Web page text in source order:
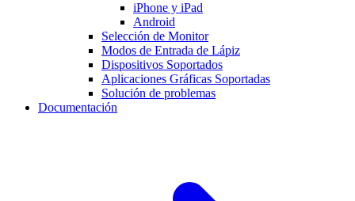
iPhone y iPad
Android
Selección de Monitor
Modos de Entrada de Lápiz
Dispositivos Soportados
Aplicaciones Gráficas Soportadas
Solución de problemas
Documentación